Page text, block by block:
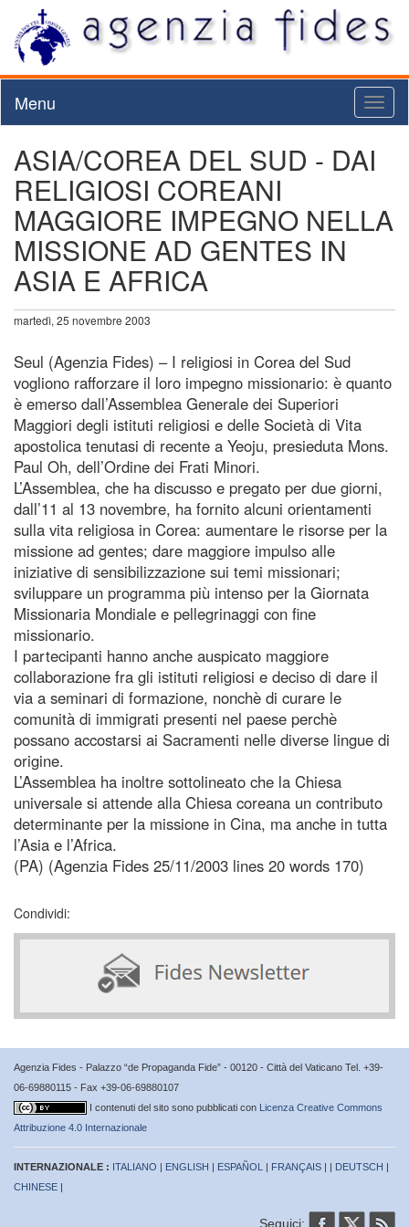
Menu
ASIA/COREA DEL SUD - DAI
RELIGIOSI COREANI
MAGGIORE IMPEGNO NELLA
MISSIONE AD GENTES IN
ASIA E AFRICA
martedì, 25 novembre 2003
Seul (Agenzia Fides) – I religiosi in Corea del Sud
vogliono rafforzare il loro impegno missionario: è quanto
è emerso dall’Assemblea Generale dei Superiori
Maggiori degli istituti religiosi e delle Società di Vita
apostolica tenutasi di recente a Yeoju, presieduta Mons.
Paul Oh, dell’Ordine dei Frati Minori.
L’Assemblea, che ha discusso e pregato per due giorni,
dall’11 al 13 novembre, ha fornito alcuni orientamenti
sulla vita religiosa in Corea: aumentare le risorse per la
missione ad gentes; dare maggiore impulso alle
iniziative di sensibilizzazione sui temi missionari;
sviluppare un programma più intenso per la Giornata
Missionaria Mondiale e pellegrinaggi con fine
missionario.
I partecipanti hanno anche auspicato maggiore
collaborazione fra gli istituti religiosi e deciso di dare il
via a seminari di formazione, nonchè di curare le
comunità di immigrati presenti nel paese perchè
possano accostarsi ai Sacramenti nelle diverse lingue di
origine.
L’Assemblea ha inoltre sottolineato che la Chiesa
universale si attende alla Chiesa coreana un contributo
determinante per la missione in Cina, ma anche in tutta
l’Asia e l’Africa.
(PA) (Agenzia Fides 25/11/2003 lines 20 words 170)
Condividi:
Agenzia Fides - Palazzo “de Propaganda Fide” - 00120 - Città del Vaticano Tel. +39-
06-69880115 - Fax +39-06-69880107
I contenuti del sito sono pubblicati con Licenza Creative Commons
Attribuzione 4.0 Internazionale
INTERNAZIONALE : ITALIANO | ENGLISH | ESPAÑOL | FRANÇAIS | | DEUTSCH |
CHINESE |
Seguici: